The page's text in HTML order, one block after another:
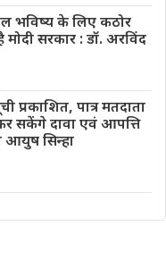
भविष्य के लिए कठोर
मोदी सरकार : डॉ. अरविंद
प्रकाशित, पात्र मतदाता
सकेंगे दावा एवं आपत्ति
आयुष सिन्हा